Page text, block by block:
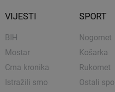
VIJESTI
BIH
Mostar
Crna kronika
Istražili smo
SPORT
Nogomet
Košarka
Rukomet
Ostali